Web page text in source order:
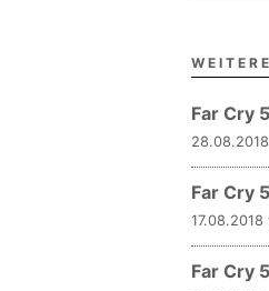
Far Cry
Far Cry
Far Cry